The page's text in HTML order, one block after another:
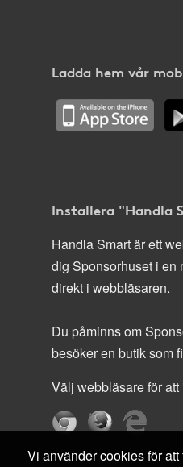
Ladda hem vår
Installera "Handla
Handla Smart är ett
dig Sponsorhuset i en
direkt i webbläsaren.
Du påminns om
besöker en butik som
Välj webbläsare för att
Vi använder cookies för